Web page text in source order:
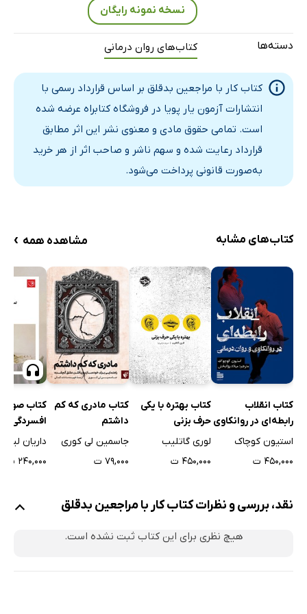
فصل 18- قواعد تعهد
منابع
نسخه نمونه رایگان
دسته‌ها کتاب‌های روان درمانی
کتاب کار با مراجعین بدقلق بر اساس قرارداد رسمی با
انتشارات آزمون یار پویا در فروشگاه کتابراه عرضه شده
است. تمامی حقوق مادی و معنوی نشر این اثر مطابق
قرارداد رعایت شده و سهم ناشر و صاحب اثر از هر خرید
به‌صورت قانونی پرداخت می‌شود.
کتاب‌های مشابه مشاهده همه ›
کتاب انقلاب
رابطه‌ای در روانکاوی
و روان درمانی
استیون کوچاک
۴۵۰,۰۰۰ ت
کتاب بهتره با یکی
حرف بزنی
لوری گاتلیب
۴۵۰,۰۰۰ ت
کتاب مادری که کم
داشتم
جاسمین لی کوری
۷۹,۰۰۰ ت
کتاب صوتی
افسردگی،
زمانه ما
داریان لیدر
۲۴۰,۰۰۰ ت
نقد، بررسی و نظرات کتاب کار با مراجعین بدقلق
هیچ نظری برای این کتاب ثبت نشده است.